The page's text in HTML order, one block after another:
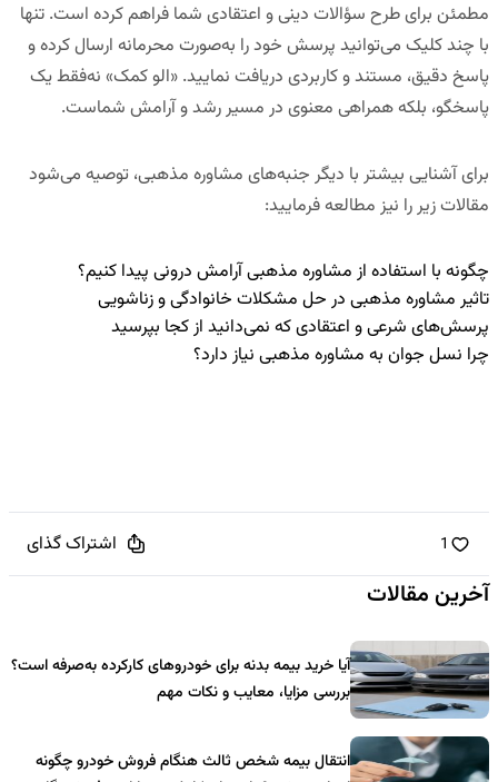
مطمئن برای طرح سؤالات دینی و اعتقادی شما فراهم کرده است. تنها
با چند کلیک می‌توانید پرسش خود را به‌صورت محرمانه ارسال کرده و
پاسخ دقیق، مستند و کاربردی دریافت نمایید. «الو کمک» نه‌فقط یک
پاسخگو، بلکه همراهی معنوی در مسیر رشد و آرامش شماست.
برای آشنایی بیشتر با دیگر جنبه‌های مشاوره مذهبی، توصیه می‌شود
مقالات زیر را نیز مطالعه فرمایید:
چگونه با استفاده از مشاوره مذهبی آرامش درونی پیدا کنیم؟
تاثیر مشاوره مذهبی در حل مشکلات خانوادگی و زناشویی
پرسش‌های شرعی و اعتقادی که نمی‌دانید از کجا بپرسید
چرا نسل جوان به مشاوره مذهبی نیاز دارد؟
1 اشتراک گذای
آخرین مقالات
آیا خرید بیمه بدنه برای خودروهای کارکرده به‌صرفه است؟
بررسی مزایا، معایب و نکات مهم
انتقال بیمه شخص ثالث هنگام فروش خودرو چگونه